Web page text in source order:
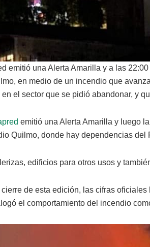
emitió una Alerta Amarilla y a las
en medio de un incendio que
el sector que se pidió abandonar, y
emitió una Alerta Amarilla y luego
Quilmo, donde hay dependencias del
edificios para otros usos y
de esta edición, las cifras
el comportamiento del incendio